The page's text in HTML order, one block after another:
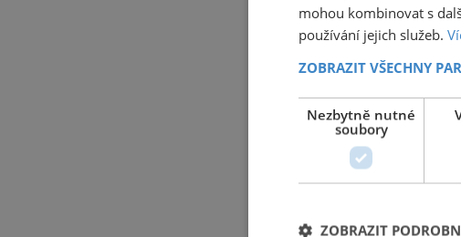
mohou kombinovat s
používání jejich služeb.
ZOBRAZIT VŠECHNY
Nezbytně nutné
soubory
ZOBRAZIT